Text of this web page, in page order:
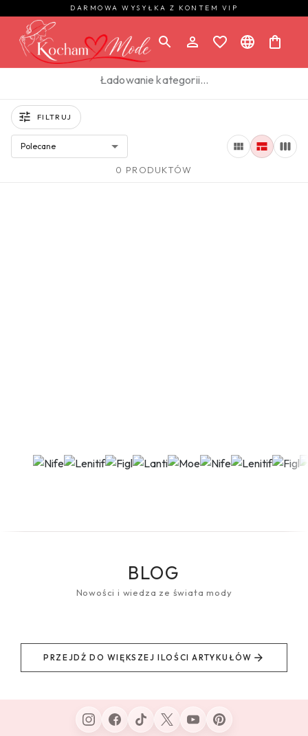
DARMOWA WYSYŁKA Z KONTEM VIP
Ładowanie kategorii…
FILTRUJ
Polecane
0 PRODUKTÓW
BLOG
Nowości i wiedza ze świata mody
PRZEJDŹ DO WIĘKSZEJ ILOŚCI ARTYKUŁÓW